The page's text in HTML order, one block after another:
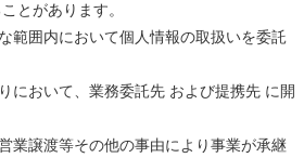
とがあります。
範囲内において個人情報の取扱いを委託
において、業務委託先 および提携先 に開
業譲渡等その他の事由により事業が承継